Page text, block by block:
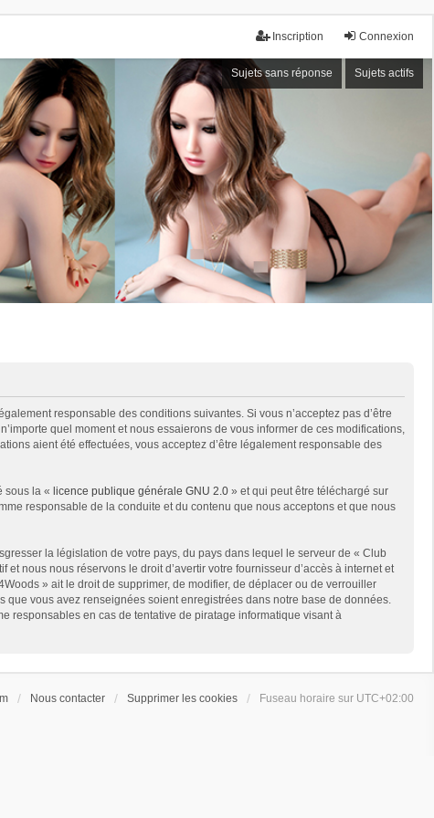
Connexion
Inscription
Sujets sans réponse Sujets actifs
responsable des conditions suivantes. Si vous n’acceptez pas d’être
quel moment et nous essaierons de vous informer de ces modifications,
aient été effectuées, vous acceptez d’être légalement responsable des
sous la « licence publique générale GNU 2.0 » et qui peut être téléchargé sur
responsable de la conduite et du contenu que nous acceptons et que nous
la législation de votre pays, du pays dans lequel le serveur de « Club
nous nous réservons le droit d’avertir votre fournisseur d’accès à internet et
» ait le droit de supprimer, de modifier, de déplacer ou de verrouiller
que vous avez renseignées soient enregistrées dans notre base de données.
responsables en cas de tentative de piratage informatique visant à
Nous contacter Supprimer les cookies Fuseau horaire sur UTC+02:00